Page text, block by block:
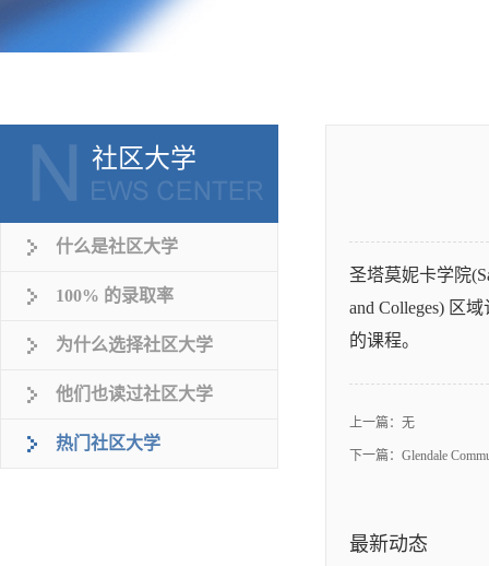
社区大学
什么是社区大学
100% 的录取率
为什么选择社区大学
他们也读过社区大学
热门社区大学
圣塔莫妮卡学院
and Colleges) 区
的课程。
上一篇：无
下一篇： Glendale
最新动态